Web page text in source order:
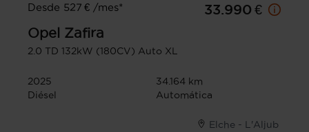
Desde 527 € /mes*
33.990 €
Opel Zafira
2.0 TD 132kW (180CV) Auto XL
2025
34.164 km
Diésel
Automática
Elche - L'Aljub